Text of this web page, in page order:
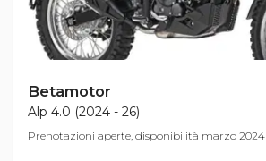
Betamotor
Alp 4.0 (2024 - 26)
Prenotazioni aperte, disponibilità marzo 2024